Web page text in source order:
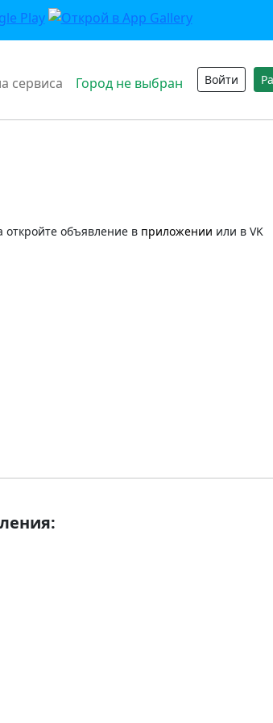
сервиса Город не выбран Войти
откройте объявление в приложении или в VK